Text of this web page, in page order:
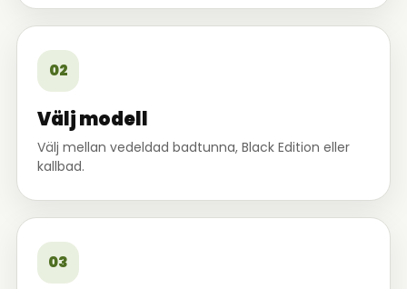
02
Välj modell
Välj mellan vedeldad badtunna, Black Edition eller
kallbad.
03